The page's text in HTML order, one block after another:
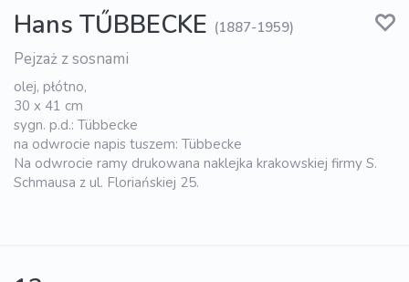
Hans TŰBBECKE (1887-1959)
Pejzaż z sosnami
olej, płótno,
30 x 41 cm
sygn. p.d.: Tübbecke
na odwrocie napis tuszem: Tübbecke
Na odwrocie ramy drukowana naklejka krakowskiej firmy S.
Schmausa z ul. Floriańskiej 25.